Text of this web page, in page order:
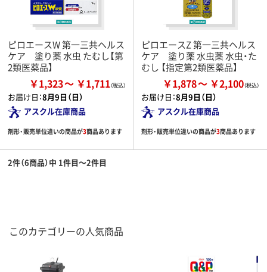
ピロエースW 第一三共ヘルス
ケア 塗り薬 水虫 たむし【第
2類医薬品】
￥1,323 ￥1,711
お届け日：8月9日（日）
アスクル在庫商品
剤形・販売単位違いの商品が3商品あります
ピロエースZ 第一三共ヘルス
ケア 塗り薬 水虫薬 水虫・た
むし 【指定第2類医薬品】
￥1,878 ￥2,100
お届け日：8月9日（日）
アスクル在庫商品
剤形・販売単位違いの商品が3商品あります
2件（6商品）中 1件目～2件目
このカテゴリーの人気商品